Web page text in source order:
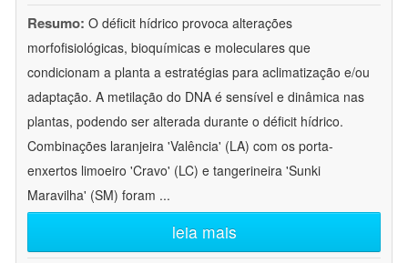
Resumo: O déficit hídrico provoca alterações
morfofisiológicas, bioquímicas e moleculares que
condicionam a planta a estratégias para aclimatização e/ou
adaptação. A metilação do DNA é sensível e dinâmica nas
plantas, podendo ser alterada durante o déficit hídrico.
Combinações laranjeira 'Valência' (LA) com os porta-
enxertos limoeiro 'Cravo' (LC) e tangerineira 'Sunki
Maravilha' (SM) foram ...
leia mais